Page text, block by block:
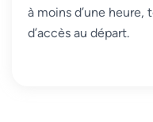
à moins d’une
d’accès au départ.